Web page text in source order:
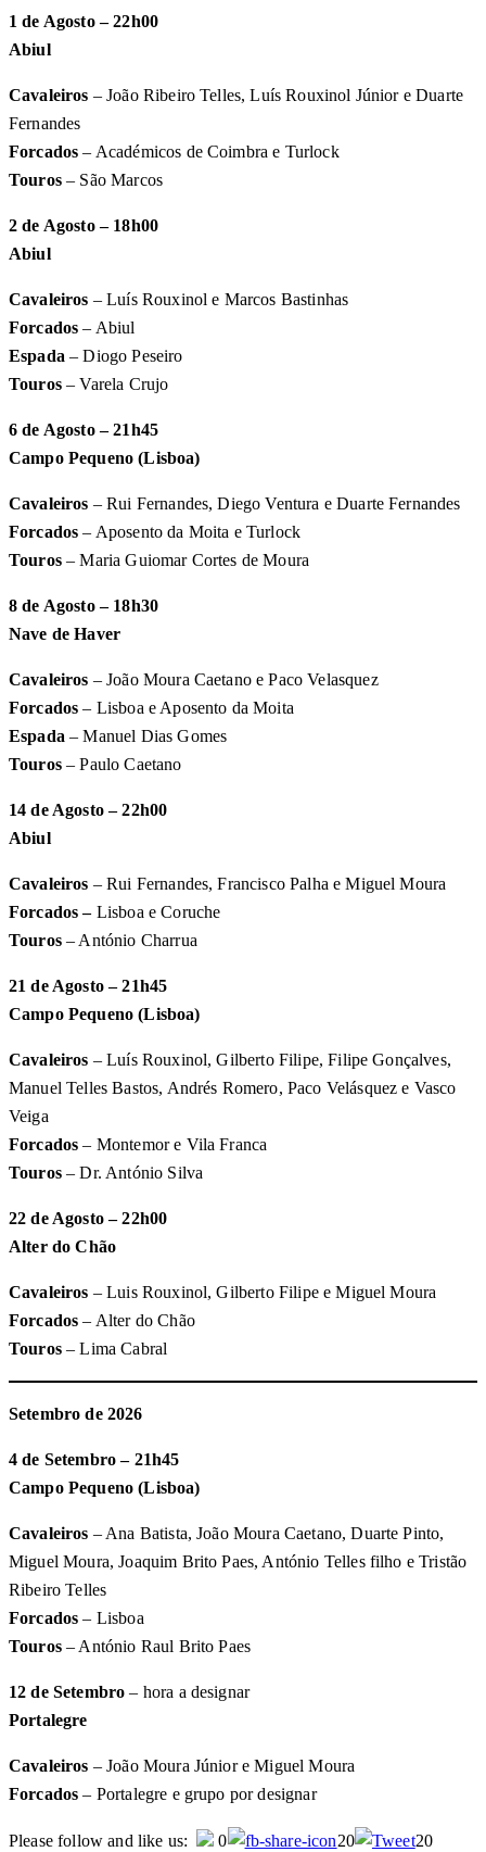
1 de Agosto – 22h00
Abiul
Cavaleiros – João Ribeiro Telles, Luís Rouxinol Júnior e Duarte
Fernandes
Forcados – Académicos de Coimbra e Turlock
Touros– São Marcos
2 de Agosto – 18h00
Abiul
Cavaleiros – Luís Rouxinol e Marcos Bastinhas
Forcados – Abiul
Espada – Diogo Peseiro
Touros– Varela Crujo
6 de Agosto – 21h45
Campo Pequeno (Lisboa)
Cavaleiros – Rui Fernandes, Diego Ventura e Duarte Fernandes
Forcados– Aposento da Moita e Turlock
Touros– Maria Guiomar Cortes de Moura
8 de Agosto – 18h30
Nave de Haver
Cavaleiros – João Moura Caetano e Paco Velasquez
Forcados – Lisboa e Aposento da Moita
Espada– Manuel Dias Gomes
Touros– Paulo Caetano
14 de Agosto – 22h00
Abiul
Cavaleiros – Rui Fernandes, Francisco Palha e Miguel Moura
Forcados –Lisboa e Coruche
Touros– António Charrua
21 de Agosto – 21h45
Campo Pequeno (Lisboa)
Cavaleiros – Luís Rouxinol, Gilberto Filipe, Filipe Gonçalves,
Manuel Telles Bastos, Andrés Romero, Paco Velásquez e Vasco
Veiga
Forcados– Montemor e Vila Franca
Touros– Dr. António Silva
22 de Agosto – 22h00
Alter do Chão
Cavaleiros – Luis Rouxinol, Gilberto Filipe e Miguel Moura
Forcados– Alter do Chão
Touros– Lima Cabral
Setembro de 2026
4 de Setembro – 21h45
Campo Pequeno (Lisboa)
Cavaleiros – Ana Batista, João Moura Caetano, Duarte Pinto,
Miguel Moura, Joaquim Brito Paes, António Telles filho e Tristão
Ribeiro Telles
Forcados– Lisboa
Touros– António Raul Brito Paes
12 de Setembro – hora a designar
Portalegre
Cavaleiros – João Moura Júnior e Miguel Moura
Forcados– Portalegre e grupo por designar
Please follow and like us: 0 20
20